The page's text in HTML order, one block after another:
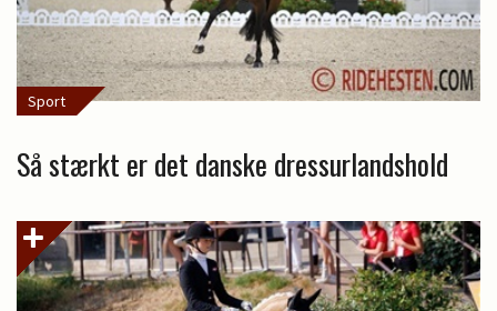
Sport
Så stærkt er det danske dressurlandshold